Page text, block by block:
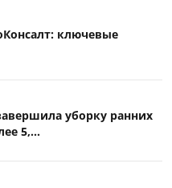
ключевые
уборку ранних
5,...